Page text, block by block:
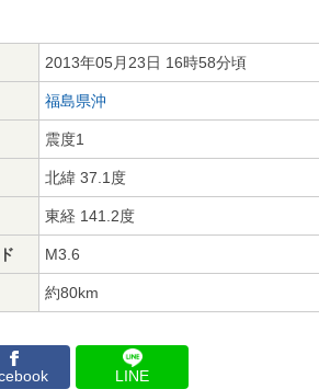
2013年05月23日 16時58分頃
福島県沖
震度1
北緯 37.1度
東経 141.2度
M3.6
約80km
LINE